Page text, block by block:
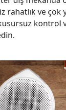
rahatlık ve çok
kontrol